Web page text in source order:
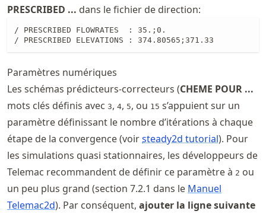
PRESCRIBED ... dans le fichier de direction:
/ PRESCRIBED FLOWRATES  : 35.;0.
/ PRESCRIBED ELEVATIONS : 374.80565;371.33
Paramètres numériques
Les schémas prédicteurs-correcteurs (CHEME POUR ...
mots clés définis avec 3, 4, 5, ou 15 s’appuient sur un
paramètre définissant le nombre d’itérations à chaque
étape de la convergence (voirsteady2d tutorial). Pour
les simulations quasi stationnaires, les développeurs de
Telemac recommandent de définir ce paramètre à 2 ou
un peu plus grand (section 7.2.1 dans le Manuel
Telemac2d). Par conséquent, ajouter la ligne suivante